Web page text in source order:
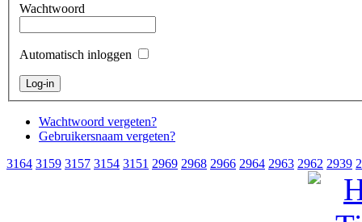
Wachtwoord
Automatisch inloggen
Wachtwoord vergeten?
Gebruikersnaam vergeten?
3164 3159 3157 3154 3151 2969 2968 2966 2964 2963 2962 2939